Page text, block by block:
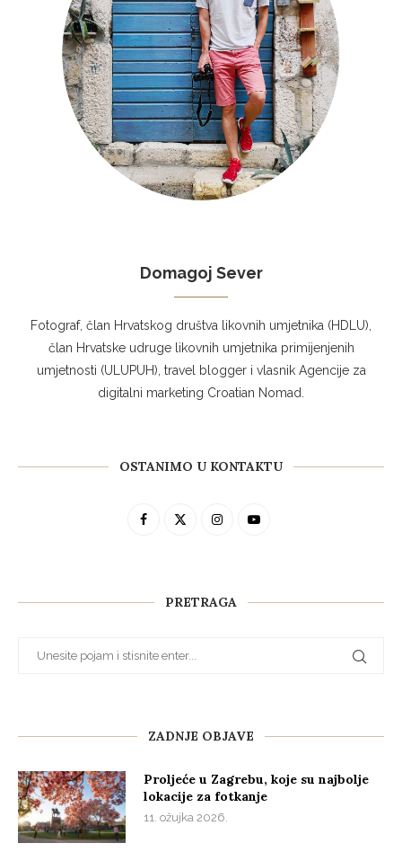
Domagoj Sever
Fotograf, član Hrvatskog društva likovnih umjetnika (HDLU),
član Hrvatske udruge likovnih umjetnika primijenjenih
umjetnosti (ULUPUH), travel blogger i vlasnik Agencije za
digitalni marketing Croatian Nomad.
OSTANIMO U KONTAKTU
PRETRAGA
ZADNJE OBJAVE
Proljeće u Zagrebu, koje su najbolje
lokacije za fotkanje
11. ožujka 2026.